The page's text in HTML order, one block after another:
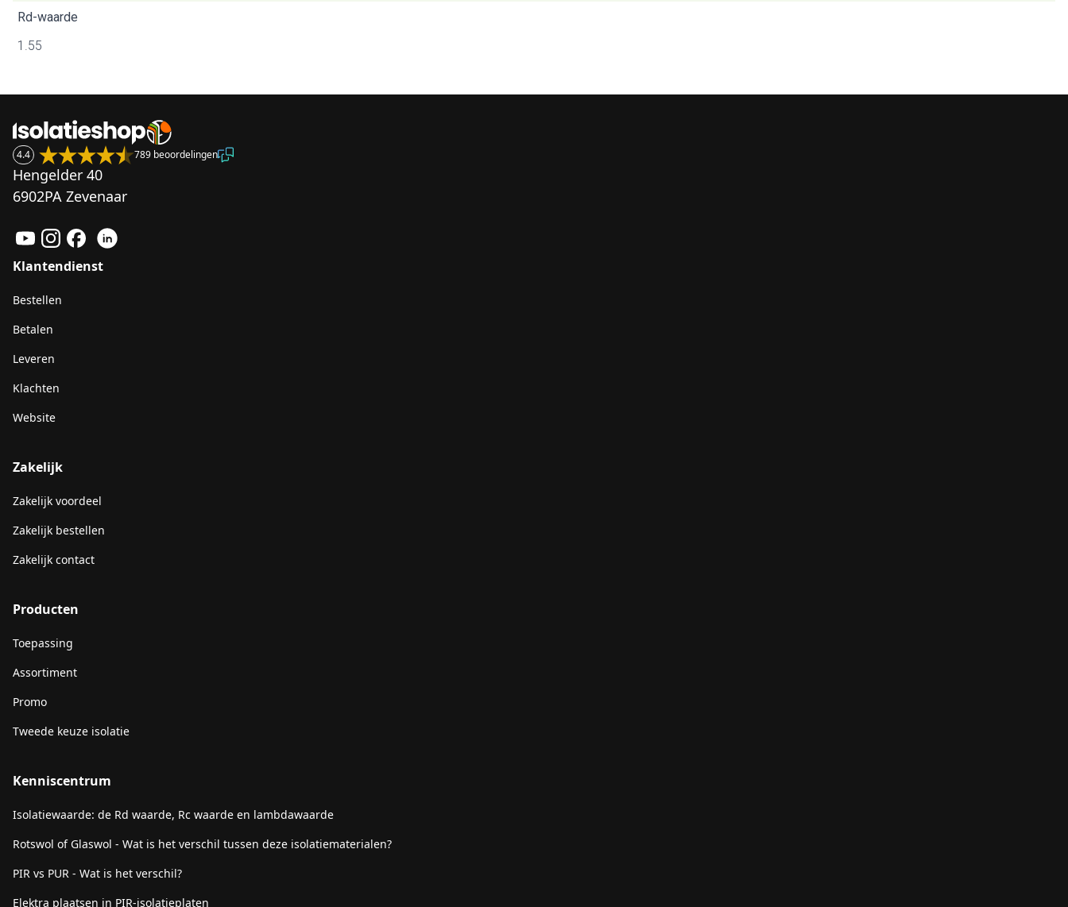
Rd-waarde
1.55
4.4 789 beoordelingen
Hengelder 40
6902PA Zevenaar
Klantendienst
Bestellen
Betalen
Leveren
Klachten
Website
Zakelijk
Zakelijk voordeel
Zakelijk bestellen
Zakelijk contact
Producten
Toepassing
Assortiment
Promo
Tweede keuze isolatie
Kenniscentrum
Isolatiewaarde: de Rd waarde, Rc waarde en lambdawaarde
Rotswol of Glaswol - Wat is het verschil tussen deze isolatiematerialen?
PIR vs PUR - Wat is het verschil?
Elektra plaatsen in PIR-isolatieplaten